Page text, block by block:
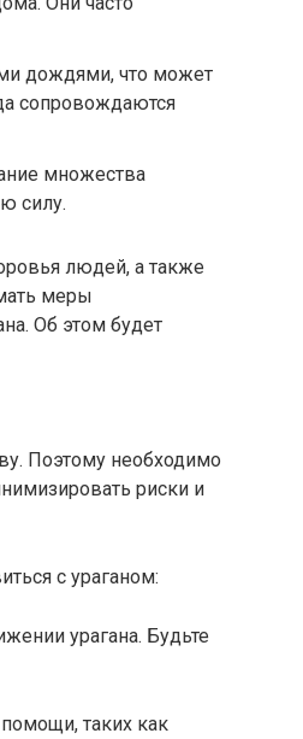
дождями, что может
сопровождаются
множества
силу.
людей, а также
меры
Об этом будет
Поэтому необходимо
риски и
с ураганом:
урагана. Будьте
таких как